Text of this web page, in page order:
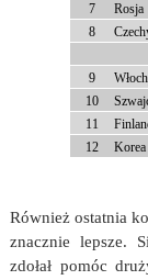
7
Rosja
8
9
10
11
12
Korea
Również ostatnia
znacznie lepsze.
zdołał pomóc